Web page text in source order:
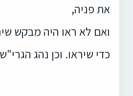
את פניה,
ואם לא ראו היה מבקש
כדי שיראו. וכן נהג